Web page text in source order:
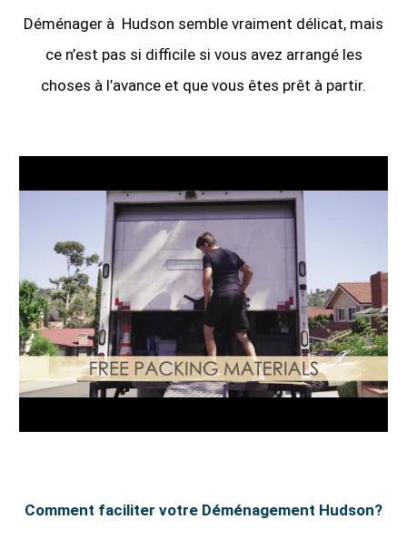
Déménager à Hudson semble vraiment délicat, mais
ce n’est pas si difficile si vous avez arrangé les
choses à l’avance et que vous êtes prêt à partir.
Comment faciliter votre Déménagement Hudson?